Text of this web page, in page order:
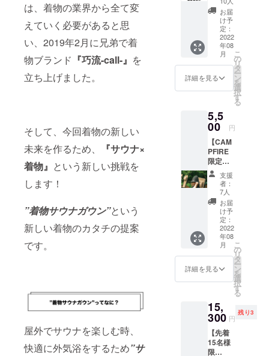
は、着物の業界から全て変
えていく必要があると思
い、2019年2月に兄弟で着
物ブランド 『巧流-call-』 を
立ち上げました。
そして、今回着物の新しい
未来を作るため、
『サウナ×
着物』 という新しい挑戦を
します！
”着物サウナガウン”という
新しい着物のカタチの提案
です。
屋外でサウナを楽しむ時、
快適に外気浴をするため”サ
「Luont
SAUNA
Fuji」に
は行け
ないけ
ど『応
援した
い！』
と思っ
てくだ
はこち
らより
お願い
しま
す！ サ
ンクス
レター
をメー
ルでお
送りさ
せて頂
きま
す！
お届
け予
定：
2022
年08
月
詳細を見る
こ
の
リ
タ
ー
ン
を
選
択
す
る
5,5
00 円
【CAM
PFIRE
限定送
料無
料！】
Luontオ
リジナ
ルサウ
ナハッ
ト 通常
料金
￥5,500
＋送料
￥550
※FREE
SIZE ※
刺繍で
す。
支援
者：
7人
お届
け予
定：
2022
年08
月
詳細を見る
こ
の
リ
タ
ー
ン
を
選
択
す
る
15,
300 円
残り3
【先着
15名様
限